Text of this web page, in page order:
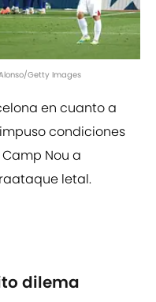
Getty Images
en cuanto a
condiciones
Nou a
letal.
dilema